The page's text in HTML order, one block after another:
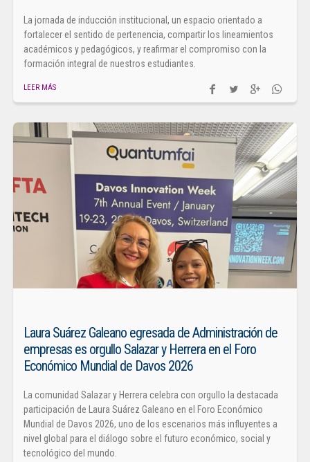
La jornada de inducción institucional, un espacio orientado a
fortalecer el sentido de pertenencia, compartir los lineamientos
académicos y pedagógicos, y reafirmar el compromiso con la
formación integral de nuestros estudiantes.
LEER MÁS
Laura Suárez Galeano egresada de Administración de
empresas es orgullo Salazar y Herrera en el Foro
Económico Mundial de Davos 2026
La comunidad Salazar y Herrera celebra con orgullo la destacada
participación de Laura Suárez Galeano en el Foro Económico
Mundial de Davos 2026, uno de los escenarios más influyentes a
nivel global para el diálogo sobre el futuro económico, social y
tecnológico del mundo.